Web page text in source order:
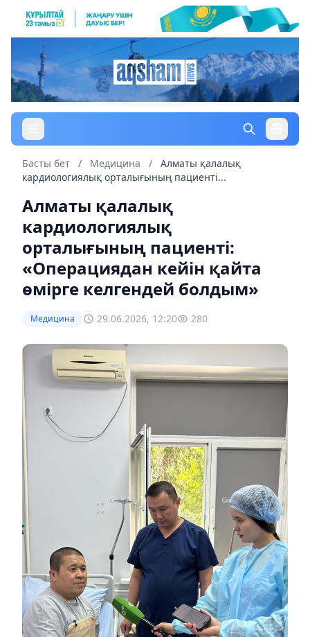
Басты бет / Медицина /
Алматы қалалық
кардиологиялық орталығының пациенті...
Алматы қалалық
кардиологиялық
орталығының пациенті:
«Операциядан кейін қайта
өмірге келгендей болдым»
Медицина 29.06.2026, 12:20 280